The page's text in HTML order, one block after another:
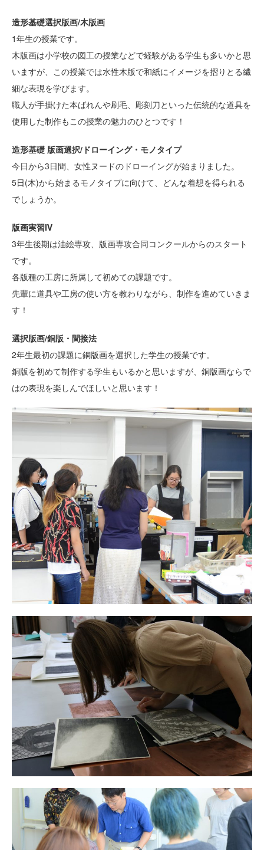
造形基礎選択版画/木版画
1年生の授業です。
木版画は小学校の図工の授業などで経験がある学生も多いかと思
いますが、この授業では水性木版で和紙にイメージを摺りとる繊
細な表現を学びます。
職人が手掛けた本ばれんや刷毛、彫刻刀といった伝統的な道具を
使用した制作もこの授業の魅力のひとつです！
造形基礎 版画選択/ドローイング・モノタイプ
今日から3日間、女性ヌードのドローイングが始まりました。
5日(木)から始まるモノタイプに向けて、どんな着想を得られる
でしょうか。
版画実習Ⅳ
3年生後期は油絵専攻、版画専攻合同コンクールからのスタート
です。
各版種の工房に所属して初めての課題です。
先輩に道具や工房の使い方を教わりながら、制作を進めていきま
す！
選択版画/銅版・間接法
2年生最初の課題に銅版画を選択した学生の授業です。
銅版を初めて制作する学生もいるかと思いますが、銅版画ならで
はの表現を楽しんでほしいと思います！